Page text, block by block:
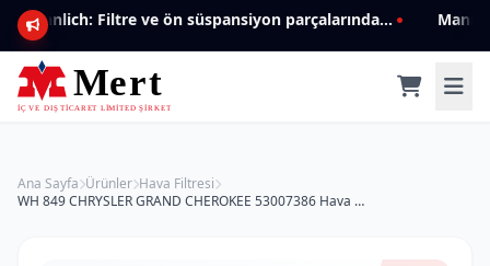
Mannlich: Filtre ve ön süspansiyon parçalarında genişleyen ürün yelpazesiyle kalite ve güven.
Ana Sayfa Ürünler Hava Filtresi
WH 849 CHRYSLER GRAND CHEROKEE 53007386 Hava Filtresi